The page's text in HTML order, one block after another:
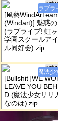
0時
[風藝
(Windart)] 魅惑
(ラブライブ! 虹
学園スクールア
ル同好会).zip
ラブラ
0時
[Bullshit!]WE
LEAVE YOU
D (魔法少女リリ
なのは).zip
魔法少